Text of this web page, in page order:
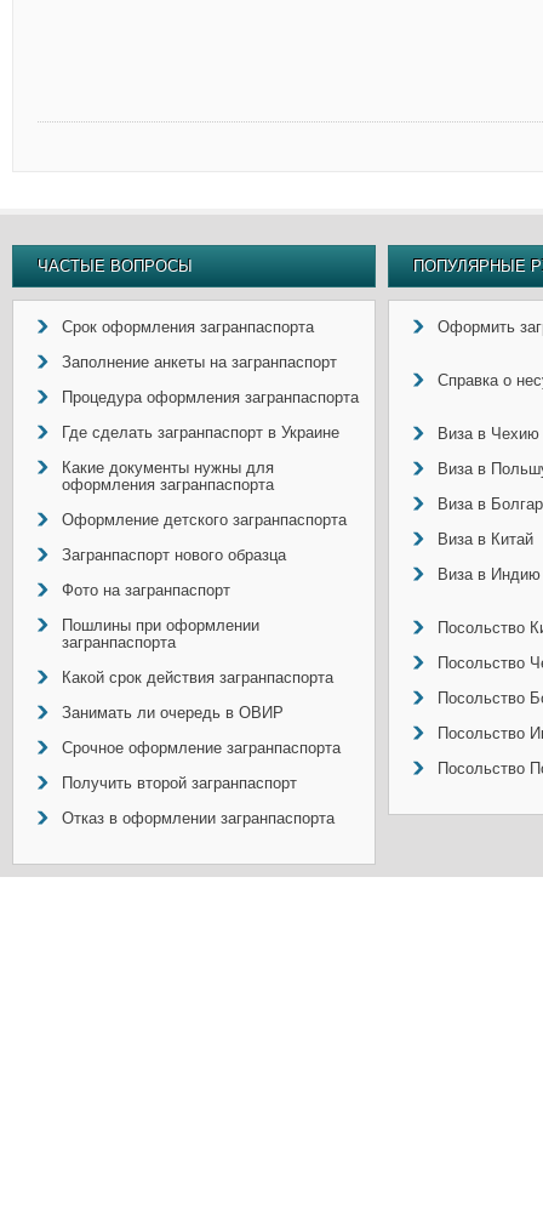
ЧАСТЫЕ ВОПРОСЫ
Срок оформления загранпаспорта
Заполнение анкеты на загранпаспорт
Процедура оформления загранпаспорта
Где сделать загранпаспорт в Украине
Какие документы нужны для
оформления загранпаспорта
Оформление детского загранпаспорта
Загранпаспорт нового образца
Фото на загранпаспорт
Пошлины при оформлении
загранпаспорта
Какой срок действия загранпаспорта
Занимать ли очередь в ОВИР
Срочное оформление загранпаспорта
Получить второй загранпаспорт
Отказ в оформлении загранпаспорта
ПОПУЛЯРНЫЕ
Оформить
Справка о
Виза в Чехию
Виза в
Виза в
Виза в Китай
Виза в Индию
Посольство
Посольство
Посольство
Посольство
Посольство